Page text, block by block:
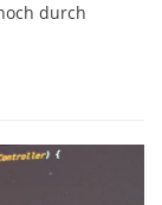
durch